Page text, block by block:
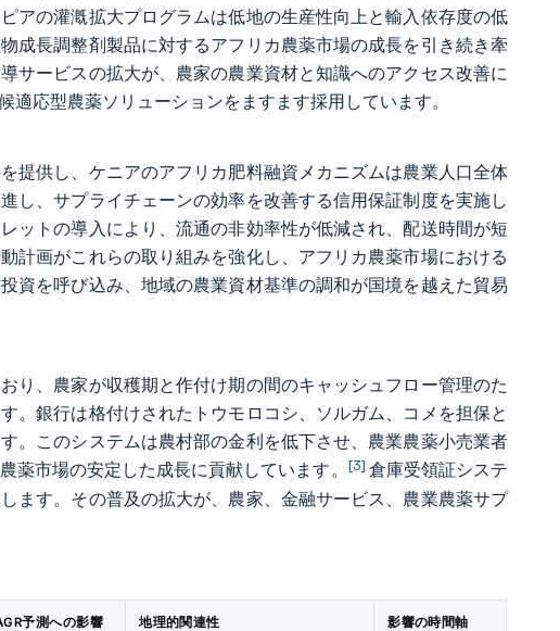
アの灌漑拡大プログラムは低地の生産性向上と輸入依存度の低
成長調整剤製品に対するアフリカ農薬市場の成長を引き続き牽
サービスの拡大が、農家の農業資材と知識へのアクセス改善に
応型農薬ソリューションをますます採用しています。
提供し、ケニアのアフリカ肥料融資メカニズムは農業人口全体
し、サプライチェーンの効率を改善する信用保証制度を実施し
ットの導入により、流通の非効率性が低減され、配送時間が短
計画がこれらの取り組みを強化し、アフリカ農薬市場における
資を呼び込み、地域の農業資材基準の調和が国境を越えた貿易
り、農家が収穫期と作付け期の間のキャッシュフロー管理のた
。銀行は格付けされたトウモロコシ、ソルガム、コメを担保と
。このシステムは農村部の金利を低下させ、農業農薬小売業者
市場の安定した成長に貢献しています。 [3] 倉庫受領証システ
ます。その普及の拡大が、農家、金融サービス、農業農薬サプ
予測への影響
地理的関連性 影響の時間軸